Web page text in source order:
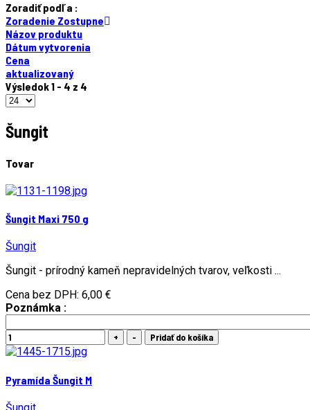
Zoradiť podľa :
Zoradenie Zostupne
Názov produktu
Dátum vytvorenia
Cena
aktualizovaný
Výsledok 1 - 4 z 4
Šungit
Tovar
Šungit Maxi 750 g
Šungit
Šungit - prírodný kameň nepravidelných tvarov, veľkosti ...
Cena bez DPH: 6,00 €
Poznámka :
Pyramída Šungit M